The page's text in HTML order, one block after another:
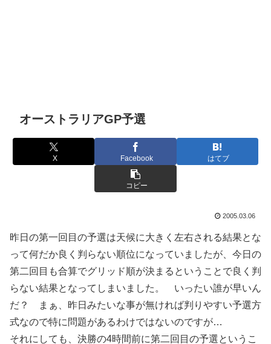
オーストラリアGP予選
X Facebook はてブ
コピー
2005.03.06
昨日の第一回目の予選は天候に大きく左右される結果とな
って何だか良く判らない順位になっていましたが、今日の
第二回目も合算でグリッド順が決まるということで良く判
らない結果となってしまいました。 いったい誰が早いん
だ？ まぁ、昨日みたいな事が無ければ判りやすい予選方
式なので特に問題があるわけではないのですが…
それにしても、決勝の4時間前に第二回目の予選というこ